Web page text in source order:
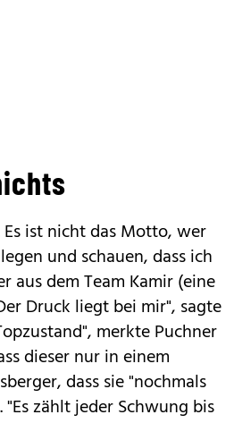
ist nicht das Motto, wer
und schauen, dass ich
aus dem Team Kamir (eine
Druck liegt bei mir", sagte
merkte Puchner
dieser nur in einem
dass sie "nochmals
zählt jeder Schwung bis